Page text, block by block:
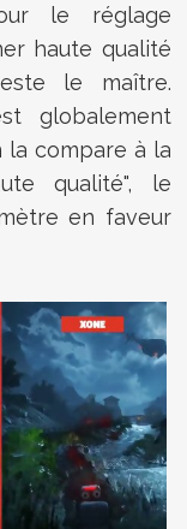
le réglage
haute qualité
le maître.
globalement
compare à la
qualité", le
en faveur